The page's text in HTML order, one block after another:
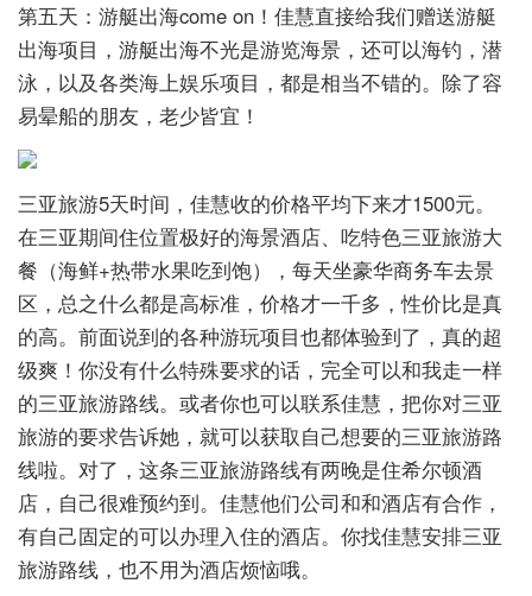
第五天：游艇出海come on！佳慧直接给我们赠送游艇
出海项目，游艇出海不光是游览海景，还可以海钓，潜
泳，以及各类海上娱乐项目，都是相当不错的。除了容
易晕船的朋友，老少皆宜！
三亚旅游5天时间，佳慧收的价格平均下来才1500元。
在三亚期间住位置极好的海景酒店、吃特色三亚旅游大
餐（海鲜+热带水果吃到饱），每天坐豪华商务车去景
区，总之什么都是高标准，价格才一千多，性价比是真
的高。前面说到的各种游玩项目也都体验到了，真的超
级爽！你没有什么特殊要求的话，完全可以和我走一样
的三亚旅游路线。或者你也可以联系佳慧，把你对三亚
旅游的要求告诉她，就可以获取自己想要的三亚旅游路
线啦。对了，这条三亚旅游路线有两晚是住希尔顿酒
店，自己很难预约到。佳慧他们公司和和酒店有合作，
有自己固定的可以办理入住的酒店。你找佳慧安排三亚
旅游路线，也不用为酒店烦恼哦。